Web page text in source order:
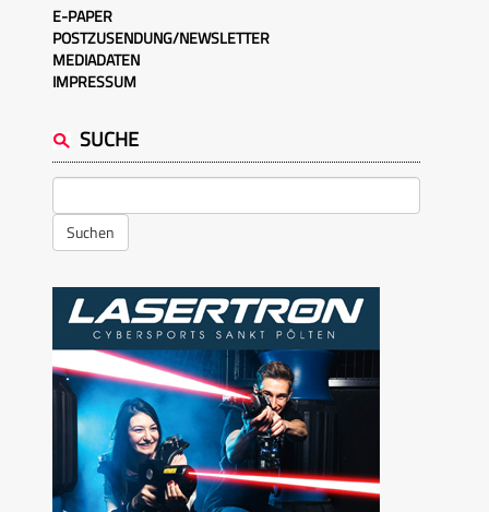
E-PAPER
POSTZUSENDUNG/NEWSLETTER
MEDIADATEN
IMPRESSUM
SUCHE
Suchen